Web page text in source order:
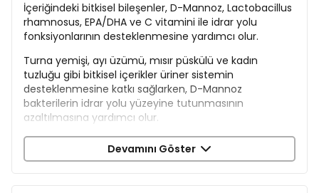
İçeriğindeki bitkisel bileşenler, D-Mannoz, Lactobacillus
rhamnosus, EPA/DHA ve C vitamini ile idrar yolu
fonksiyonlarının desteklenmesine yardımcı olur.
Turna yemişi, ayı üzümü, mısır püskülü ve kadın
tuzluğu gibi bitkisel içerikler üriner sistemin
desteklenmesine katkı sağlarken, D-Mannoz
bakterilerin idrar yolu yüzeyine tutunmasının
azaltılmasına yardımcı olur.
Lactobacillus rhamnosus bağırsak ve idrar yolu
florasının desteklenmesine katkı sunar.
Devamını Göster